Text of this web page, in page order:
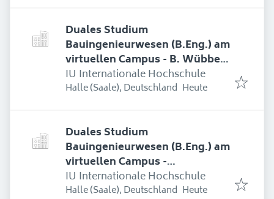
Duales Studium
Bauingenieurwesen (B.Eng.) am
virtuellen Campus - B. Wübben
+ Co. Bauunternehmung GmbH
IU Internationale Hochschule
Halle (Saale), Deutschland Erschienen
Heute
Duales Studium
Bauingenieurwesen (B.Eng.) am
virtuellen Campus -
Ingenieurbüro Ivers GmbH
IU Internationale Hochschule
Halle (Saale), Deutschland Erschienen
Heute